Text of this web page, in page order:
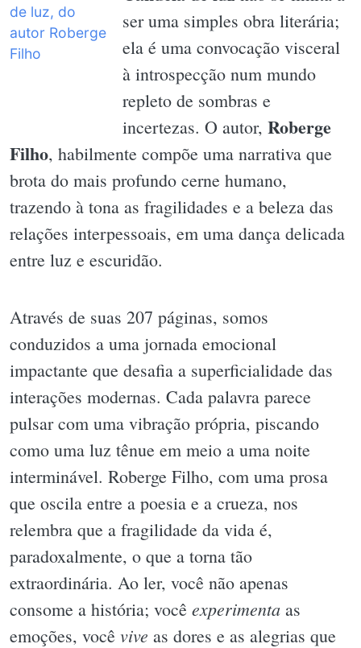
ser uma simples obra literária;
ela é uma convocação visceral
à introspecção num mundo
repleto de sombras e
incertezas. O autor, Roberge
Filho, habilmente compõe uma narrativa que
brota do mais profundo cerne humano,
trazendo à tona as fragilidades e a beleza das
relações interpessoais, em uma dança delicada
entre luz e escuridão.
Através de suas 207 páginas, somos
conduzidos a uma jornada emocional
impactante que desafia a superficialidade das
interações modernas. Cada palavra parece
pulsar com uma vibração própria, piscando
como uma luz tênue em meio a uma noite
interminável. Roberge Filho, com uma prosa
que oscila entre a poesia e a crueza, nos
relembra que a fragilidade da vida é,
paradoxalmente, o que a torna tão
extraordinária. Ao ler, você não apenas
consome a história; você experimenta as
emoções, você vive as dores e as alegrias que